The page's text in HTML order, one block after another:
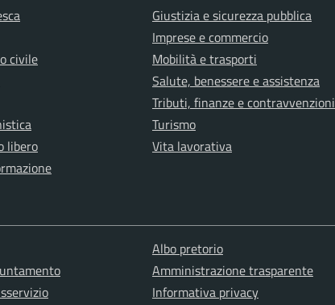
civile
libero
Giustizia e sicurezza pubblica
Imprese e commercio
Mobilità e trasporti
Salute, benessere e assistenza
Tributi, finanze e contravvenzioni
Turismo
Vita lavorativa
Albo pretorio
Amministrazione trasparente
Informativa privacy